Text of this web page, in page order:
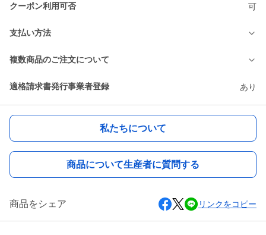
クーポン利用可否 可
支払い方法
複数商品のご注文について
適格請求書発行事業者登録 あり
私たちについて
商品について生産者に質問する
商品をシェア リンクをコピー